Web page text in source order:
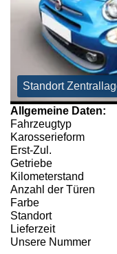
Standort
Allgemeine Daten:
Fahrzeugtyp
Karosserieform
Erst-Zul.
Getriebe
Kilometerstand
Anzahl der Türen
Farbe
Standort
Lieferzeit
Unsere Nummer